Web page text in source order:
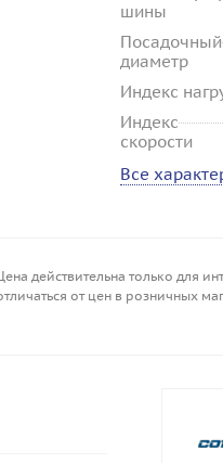
шины
Посадочный
диаметр
Индекс
Индекс
скорости
Все
действительна только для
от цен в розничных